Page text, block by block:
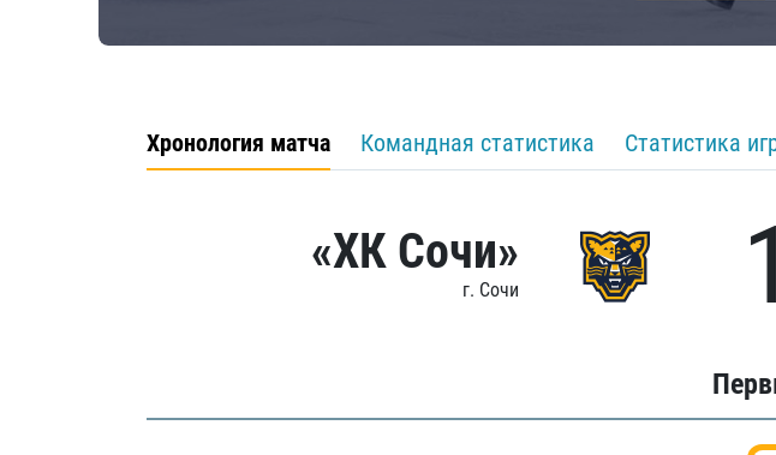
Хронология матча Командная статистика Статистика
«ХК Сочи»
г. Сочи